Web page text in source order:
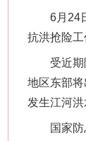
6月24日
抗洪抢险工
受近期降
地区东部
发生江河
国家防总